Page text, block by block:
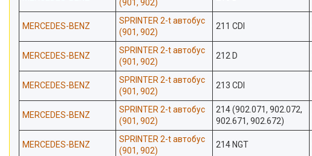
(901, 902)
MERCEDES-BENZ
SPRINTER 2-t автобус
(901, 902)
211 CDI
MERCEDES-BENZ
SPRINTER 2-t автобус
(901, 902)
212 D
MERCEDES-BENZ
SPRINTER 2-t автобус
(901, 902)
213 CDI
MERCEDES-BENZ
SPRINTER 2-t автобус
(901, 902)
214 (902.071, 902.072,
902.671, 902.672)
MERCEDES-BENZ
SPRINTER 2-t автобус
(901, 902)
214 NGT